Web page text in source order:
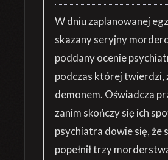
W dniu zaplanowanej
skazany seryjny
poddany ocenie
podczas której twierdzi,
demonem. Oświadcza
zanim skończy się ich
psychiatra dowie się, że
popełnił trzy